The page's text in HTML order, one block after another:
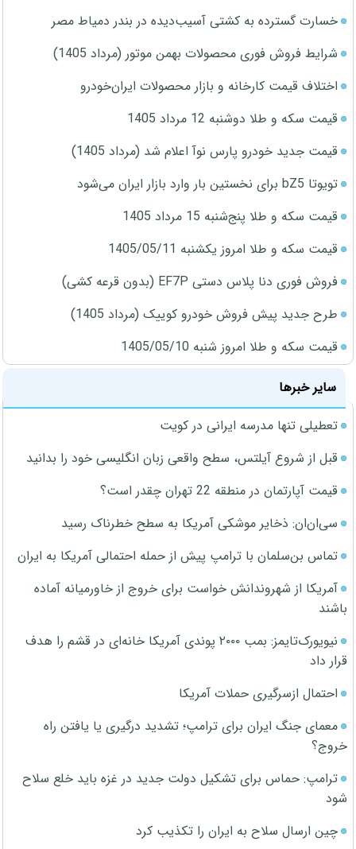
خسارت گسترده به کشتی آسیب‌دیده در بندر دمیاط مصر
شرایط فروش فوری محصولات بهمن موتور (مرداد 1405)
اختلاف قیمت کارخانه و بازار محصولات ایران‌خودرو
قیمت سکه و طلا دوشنبه 12 مرداد 1405
قیمت جدید خودرو پارس نوآ اعلام شد (مرداد 1405)
تویوتا bZ5 برای نخستین بار وارد بازار ایران می‌شود
قیمت سکه و طلا پنج‌شنبه 15 مرداد 1405
قیمت سکه و طلا امروز یکشنبه 1405/05/11
فروش فوری دنا پلاس دستی EF7P (بدون قرعه کشی)
طرح جدید پیش فروش خودرو کوییک (مرداد 1405)
قیمت سکه و طلا امروز شنبه 1405/05/10
سایر خبرها
تعطیلی تنها مدرسه ایرانی در کویت
قبل از شروع آیلتس، سطح واقعی زبان انگلیسی خود را بدانید
قیمت آپارتمان در منطقه 22 تهران چقدر است؟
سی‌ان‌ان: ذخایر موشکی آمریکا به سطح خطرناک رسید
تماس بن‌سلمان با ترامپ پیش از حمله احتمالی آمریکا به ایران
آمریکا از شهروندانش خواست برای خروج از خاورمیانه آماده
باشند
نیویورک‌تایمز: بمب ۲۰۰۰ پوندی آمریکا خانه‌ای در قشم را هدف
قرار داد
احتمال ازسرگیری حملات آمریکا
معمای جنگ ایران برای ترامپ؛ تشدید درگیری یا یافتن راه
خروج؟
ترامپ: حماس برای تشکیل دولت جدید در غزه باید خلع سلاح
شود
چین ارسال سلاح به ایران را تکذیب کرد